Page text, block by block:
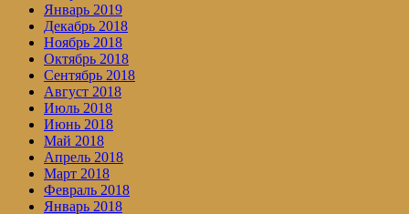
Январь 2019
Декабрь 2018
Ноябрь 2018
Октябрь 2018
Сентябрь 2018
Август 2018
Июль 2018
Июнь 2018
Май 2018
Апрель 2018
Март 2018
Февраль 2018
Январь 2018